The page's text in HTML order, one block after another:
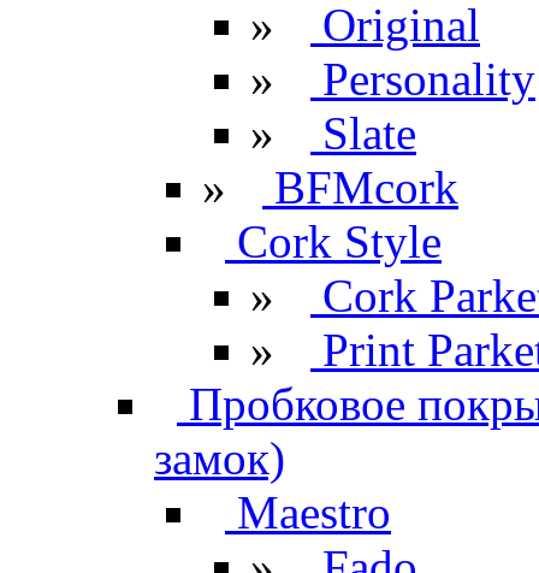
»
Original
»
Personality
»
Slate
»
BFMcork
Cork Style
»
Cork
»
Print
Пробковое
замок)
Maestro